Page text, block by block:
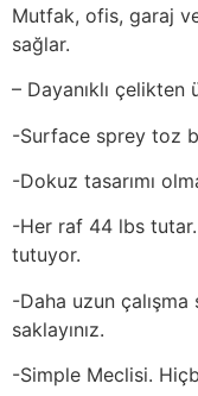
Mutfak, ofis, garaj
sağlar.
– Dayanıklı çelikten
-Surface sprey toz
-Dokuz tasarımı
-Her raf 44 lbs
tutuyor.
-Daha uzun
saklayınız.
-Simple Meclisi.